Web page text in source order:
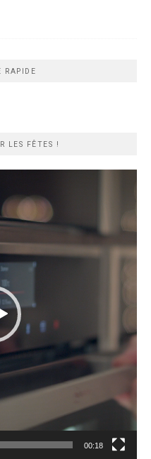
RAPIDE
LES FÊTES !
00:18